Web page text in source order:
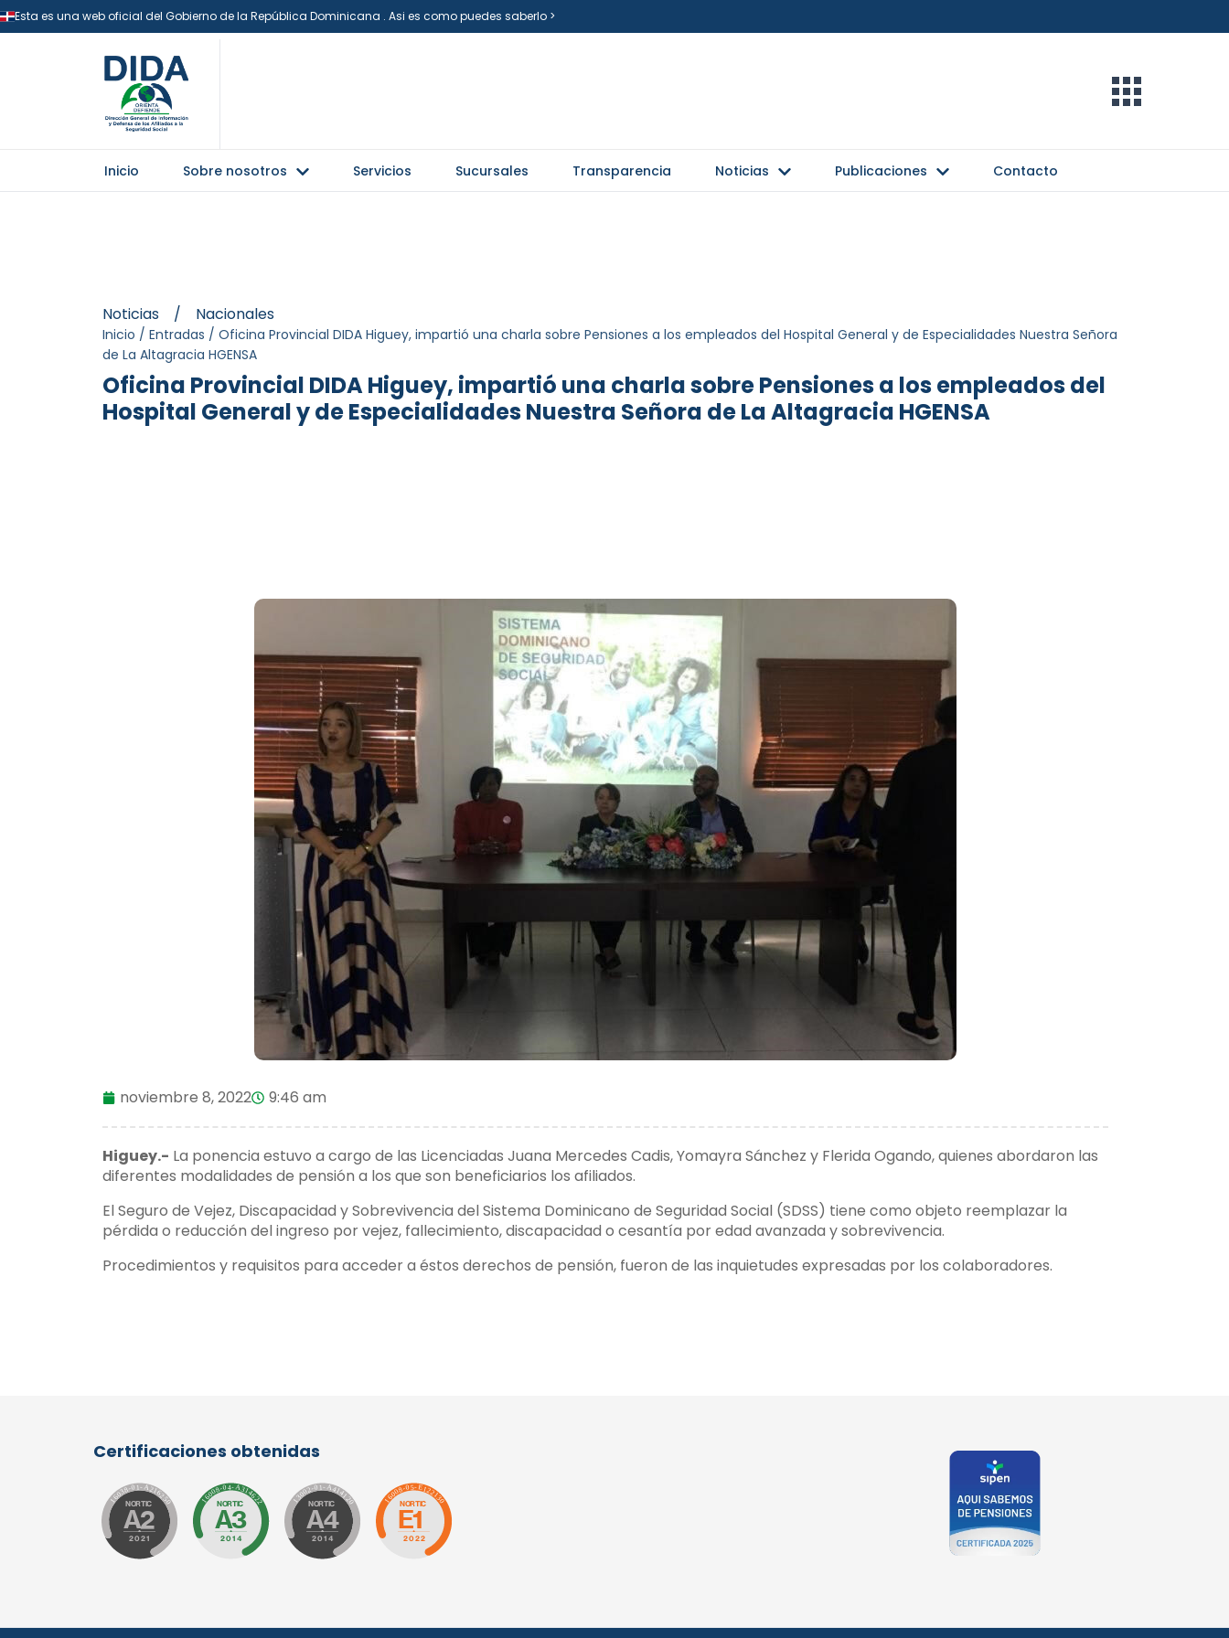
Esta es una web oficial del Gobierno de la República Dominicana . Asi es como puedes saberlo >
Inicio Sobre nosotros Servicios Sucursales Transparencia Noticias Publicaciones Contacto
Noticias / Nacionales
Inicio / Entradas / Oficina Provincial DIDA Higuey, impartió una charla sobre Pensiones a los empleados del Hospital General y de Especialidades Nuestra Señora
de La Altagracia HGENSA
Oficina Provincial DIDA Higuey, impartió una charla sobre Pensiones a los empleados del
Hospital General y de Especialidades Nuestra Señora de La Altagracia HGENSA
noviembre 8, 2022 9:46 am
Higuey.- La ponencia estuvo a cargo de las Licenciadas Juana Mercedes Cadis, Yomayra Sánchez y Flerida Ogando, quienes abordaron las
diferentes modalidades de pensión a los que son beneficiarios los afiliados.
El Seguro de Vejez, Discapacidad y Sobrevivencia del Sistema Dominicano de Seguridad Social (SDSS) tiene como objeto reemplazar la
pérdida o reducción del ingreso por vejez, fallecimiento, discapacidad o cesantía por edad avanzada y sobrevivencia.
Procedimientos y requisitos para acceder a éstos derechos de pensión, fueron de las inquietudes expresadas por los colaboradores.
Certificaciones obtenidas